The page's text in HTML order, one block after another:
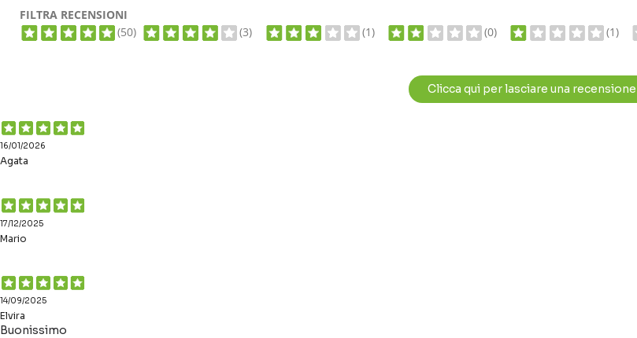
FILTRA RECENSIONI
(50)
(3) (1) (0) (1)
Clicca qui per lasciare una recensione
16/01/2026
Agata
17/12/2025
Mario
14/09/2025
Elvira
Buonissimo